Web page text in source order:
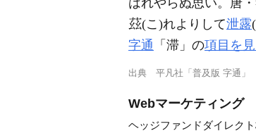
はれやらぬ思い。唐
(こ)れよりして泄露(
字通 「滞」の項目を
出典 平凡社「普及版 字通」
Webマーケティング
ヘッジファンドダイレク